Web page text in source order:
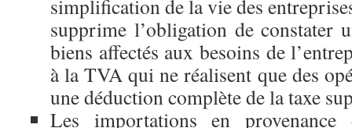
simplification de la vie des
supprime l’obligation de constater
biens affectés aux besoins de
à la TVA qui ne réalisent que des
une déduction complète de la taxe
Les importations en